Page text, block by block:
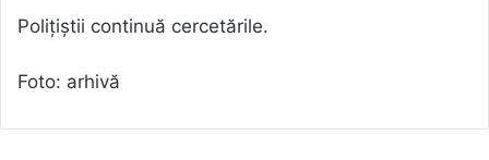
Polițiștii continuă cercetările.
Foto: arhivă